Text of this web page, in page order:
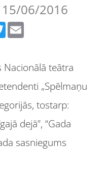
15/06/2016
Twitter
Nacionālā teātra
„Spēlmaņu
tostarp:
dejā”, “Gada
sasniegums